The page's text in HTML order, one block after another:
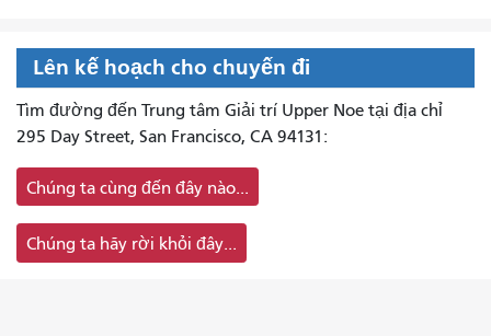
Lên kế hoạch cho chuyến đi
Tìm đường đến Trung tâm Giải trí Upper Noe tại địa chỉ
295 Day Street, San Francisco, CA 94131:
Chúng ta cùng đến đây nào...
Chúng ta hãy rời khỏi đây...